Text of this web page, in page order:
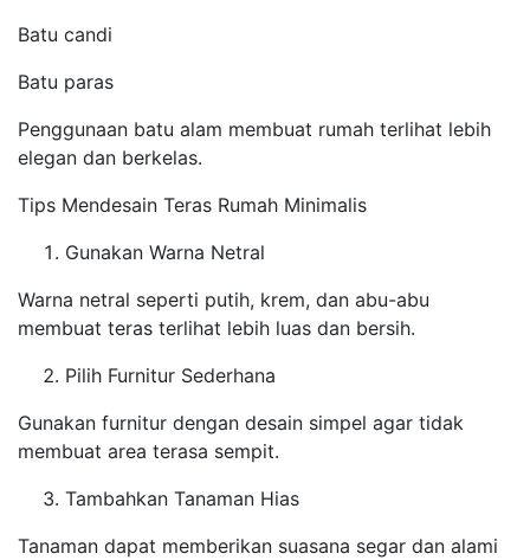
Batu candi
Batu paras
Penggunaan batu alam membuat rumah terlihat lebih
elegan dan berkelas.
Tips Mendesain Teras Rumah Minimalis
Gunakan Warna Netral
Warna netral seperti putih, krem, dan abu-abu
membuat teras terlihat lebih luas dan bersih.
Pilih Furnitur Sederhana
Gunakan furnitur dengan desain simpel agar tidak
membuat area terasa sempit.
Tambahkan Tanaman Hias
Tanaman dapat memberikan suasana segar dan alami